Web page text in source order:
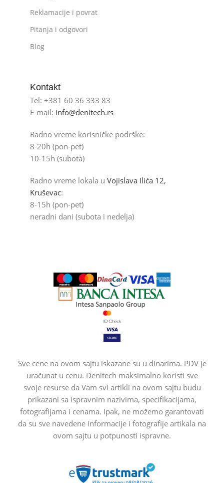
Reklamacije i povrat
Pitanja i odgovori
Blog
Kontakt
Tel: +381 60 36 333 83
E-mail: info@denitech.rs
Radno vreme korisničke podrške:
8-20h (pon-pet)
10-15h (subota)
Radno vreme lokala u Vojislava Ilića 12,
Kruševac:
8-15h (pon-pet)
neradni dani (subota i nedelja)
Sve cene na ovom sajtu iskazane su u dinarima. PDV je
uračunat u cenu. Denitech maksimalno koristi sve
svoje resurse da Vam svi artikli na ovom sajtu budu
prikazani sa ispravnim nazivima, specifikacijama,
fotografijama i cenama. Ipak, ne možemo garantovati
da su sve navedene informacije i fotografije artikala na
ovom sajtu u potpunosti ispravne.